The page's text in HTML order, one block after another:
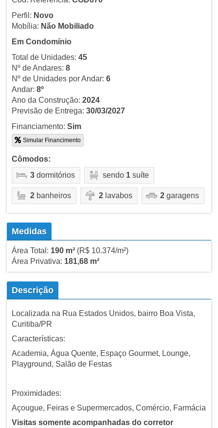
Perfil: Novo
Mobília: Não Mobiliado
Em Condomínio
Total de Unidades: 45
Nº de Andares: 8
Nº de Unidades por Andar: 6
Andar: 8º
Ano da Construção: 2024
Previsão de Entrega: 30/03/2027
Financiamento: Sim
Simular Financimento
Cômodos:
3dormitórios sendo 1suíte
2banheiros 2lavabos 2garagens
Medidas
Área Total: 190 m²(R$ 10.374/m²)
Área Privativa: 181,68 m²
Descrição
Localizada na Rua Estados Unidos, bairro Boa Vista,
Curitiba/PR
Características:
Academia, Água Quente, Espaço Gourmet, Lounge,
Playground, Salão de Festas
Proximidades:
Açougue, Feiras e Supermercados, Comércio, Farmácia
Visitas somente acompanhadas do corretor